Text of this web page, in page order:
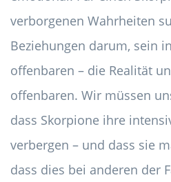
verborgenen Wahrheiten
Beziehungen darum, sein
offenbaren – die Realität
offenbaren. Wir müssen
dass Skorpione ihre
verbergen – und dass sie
dass dies bei anderen der